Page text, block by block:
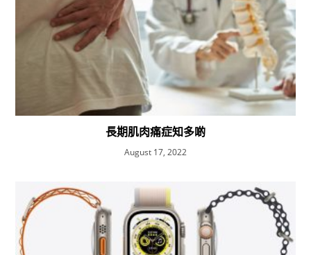
長期肌肉痛症知多啲
August 17, 2022